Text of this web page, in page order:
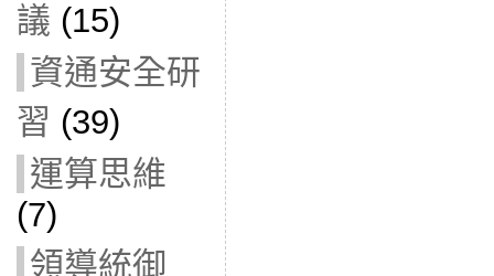
議 (15)
資通安全研
習 (39)
運算思維
(7)
領導統御